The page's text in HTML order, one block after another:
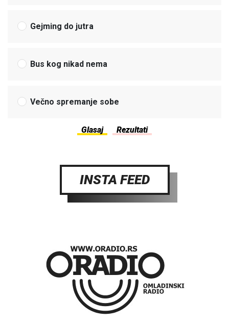
Gejming do jutra
Bus kog nikad nema
Večno spremanje sobe
INSTA FEED